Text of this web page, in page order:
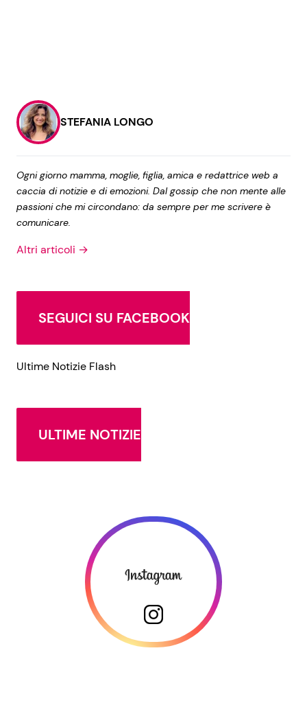
STEFANIA LONGO
Ogni giorno mamma, moglie, figlia, amica e redattrice web a
caccia di notizie e di emozioni. Dal gossip che non mente alle
passioni che mi circondano: da sempre per me scrivere è
comunicare.
Altri articoli →
SEGUICI SU FACEBOOK
Ultime Notizie Flash
ULTIME NOTIZIE